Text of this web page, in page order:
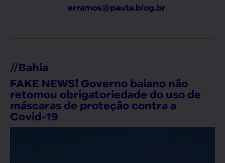
erramos@pauta.blog.br
//Bahia
FAKE NEWS❗ Governo baiano não
retomou obrigatoriedade do uso de
máscaras de proteção contra a
Covid-19